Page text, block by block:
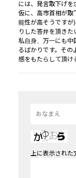
には、発言取下げを
仮に、高市首相が取
能性が高そうですが
りした答弁を頂きた
私自身、万一にも中
るばかりです。その
感をもたらして頂け
上に表示された